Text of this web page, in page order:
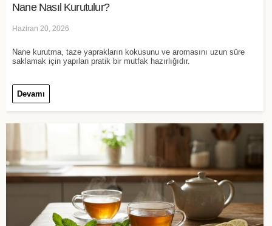
Nane Nasıl Kurutulur?
Haziran 20, 2026
Nane kurutma, taze yaprakların kokusunu ve aromasını uzun süre
saklamak için yapılan pratik bir mutfak hazırlığıdır.
Devamı